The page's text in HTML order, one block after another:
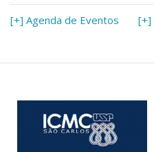
[+] Agenda de Eventos [+]